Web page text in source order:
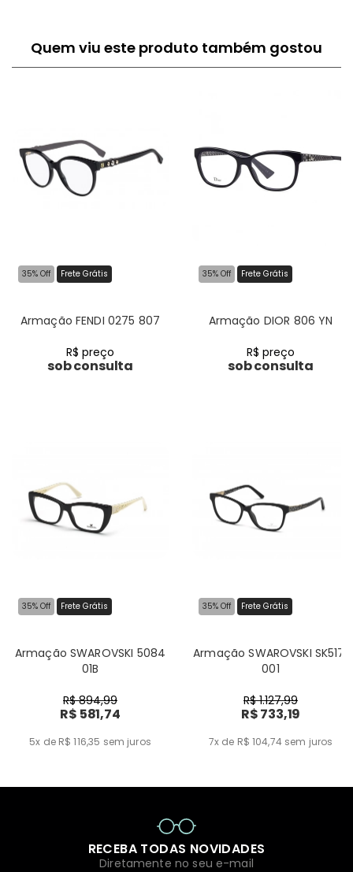
Quem viu este produto também gostou
35% Off Frete Grátis
Armação FENDI 0275 807
R$ preço
sob consulta
35% Off Frete Grátis
Armação DIOR 806 YN
R$ preço
sob consulta
35% Off Frete Grátis
Armação SWAROVSKI 5084
01B
R$ 894,99
R$ 581,74
5x de R$ 116,35 sem juros
35% Off Frete Grátis
Armação SWAROVSKI SK5171
001
R$ 1.127,99
R$ 733,19
7x de R$ 104,74 sem juros
RECEBA TODAS NOVIDADES
Diretamente no seu e-mail